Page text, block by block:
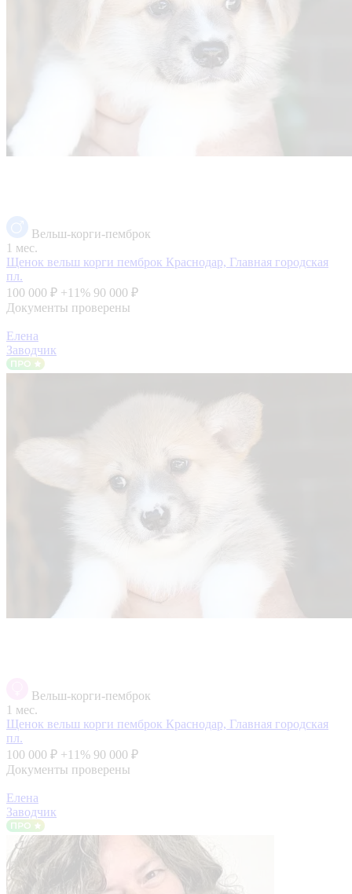
Вельш-корги-пемброк
1 мес.
Щенок вельш корги пемброк Краснодар, Главная городская
пл.
100 000 ₽ +11% 90 000 ₽
Документы проверены
Елена
Заводчик
Вельш-корги-пемброк
1 мес.
Щенок вельш корги пемброк Краснодар, Главная городская
пл.
100 000 ₽ +11% 90 000 ₽
Документы проверены
Елена
Заводчик